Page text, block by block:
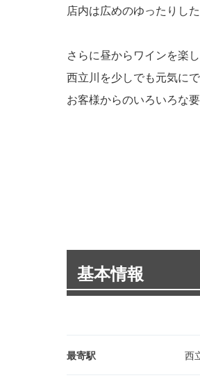
店内は広めのゆったりし
さらに昼からワインを楽
西立川を少しでも元気に
お客様からのいろいろな
基本情報
最寄駅 西